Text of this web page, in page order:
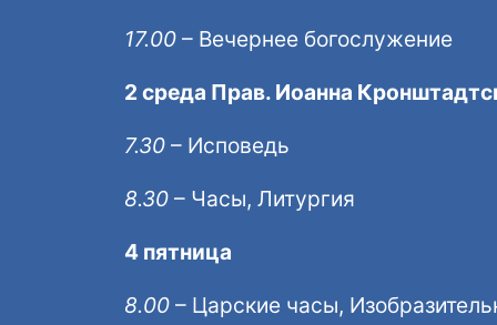
17.00 – Вечернее богослужение
2 среда Прав. Иоанна
7.30 – Исповедь
8.30 – Часы, Литургия
4 пятница
8.00 – Царские часы,